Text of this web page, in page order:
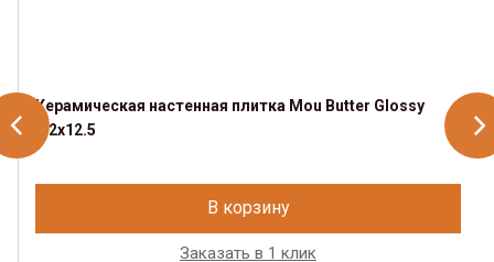
Керамическая настенная плитка Mou Butter Glossy
6.2x12.5
В корзину
Заказать в 1 клик